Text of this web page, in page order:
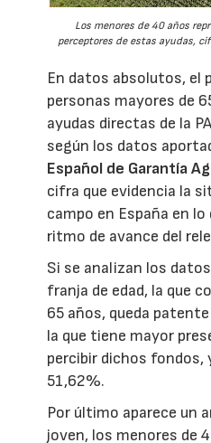
Los menores de 40 años
perceptores de estas ayudas,
En datos absolutos, el
personas mayores de
ayudas directas de la
según los datos
Español de Garantía
cifra que evidencia la
campo en España en lo
ritmo de avance del
Si se analizan los
franja de edad, la que
65 años, queda
la que tiene mayor
percibir dichos fondos,
51,62%.
Por último aparece un
joven, los menores de